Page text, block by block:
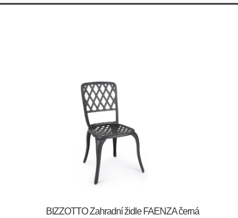
BIZZOTTO Zahradní židle FAENZA černá